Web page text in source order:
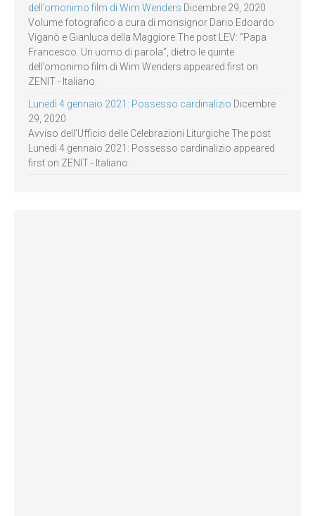
dell’omonimo film di Wim Wenders Dicembre 29, 2020
Volume fotografico a cura di monsignor Dario Edoardo
Viganò e Gianluca della Maggiore The post LEV: “Papa
Francesco. Un uomo di parola”, dietro le quinte
dell’omonimo film di Wim Wenders appeared first on
ZENIT - Italiano.
Lunedì 4 gennaio 2021: Possesso cardinalizio Dicembre
29, 2020
Avviso dell’Ufficio delle Celebrazioni Liturgiche The post
Lunedì 4 gennaio 2021: Possesso cardinalizio appeared
first on ZENIT - Italiano.